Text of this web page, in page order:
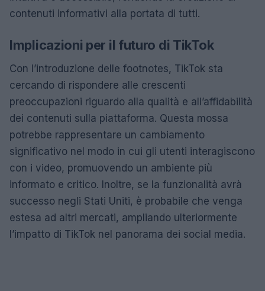
contenuti informativi alla portata di tutti.
Implicazioni per il futuro di TikTok
Con l’introduzione delle footnotes, TikTok sta
cercando di rispondere alle crescenti
preoccupazioni riguardo alla qualità e all’affidabilità
dei contenuti sulla piattaforma. Questa mossa
potrebbe rappresentare un cambiamento
significativo nel modo in cui gli utenti interagiscono
con i video, promuovendo un ambiente più
informato e critico. Inoltre, se la funzionalità avrà
successo negli Stati Uniti, è probabile che venga
estesa ad altri mercati, ampliando ulteriormente
l’impatto di TikTok nel panorama dei social media.